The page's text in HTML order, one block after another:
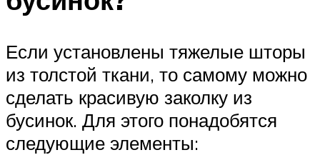
Если установлены тяжелые шторы
из толстой ткани, то самому можно
сделать красивую заколку из
бусинок. Для этого понадобятся
следующие элементы: